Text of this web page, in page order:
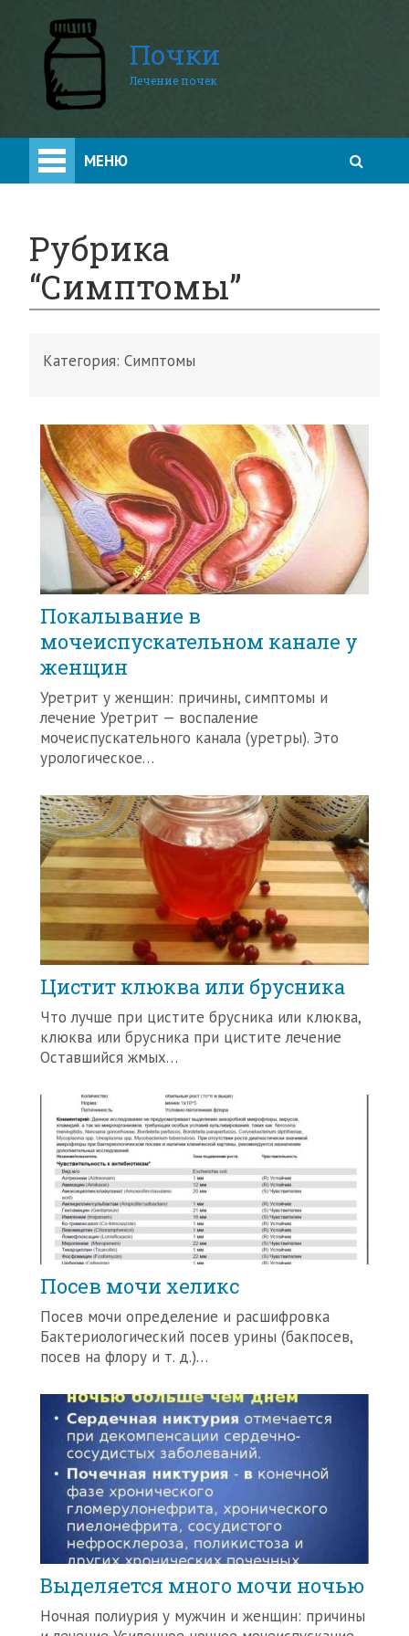
Почки
Лечение почек
МЕНЮ
Рубрика
“Симптомы”
Категория: Симптомы
Покалывание в
мочеиспускательном канале у
женщин
Уретрит у женщин: причины, симптомы и
лечение Уретрит — воспаление
мочеиспускательного канала (уретры). Это
урологическое…
Цистит клюква или брусника
Что лучше при цистите брусника или клюква,
клюква или брусника при цистите лечение
Оставшийся жмых…
Посев мочи хеликс
Посев мочи определение и расшифровка
Бактериологический посев урины (бакпосев,
посев на флору и т. д.)…
Выделяется много мочи ночью
Ночная полиурия у мужчин и женщин: причины